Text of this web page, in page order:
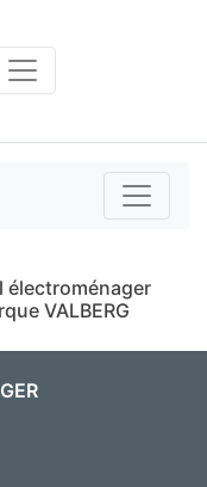
électroménager
VALBERG